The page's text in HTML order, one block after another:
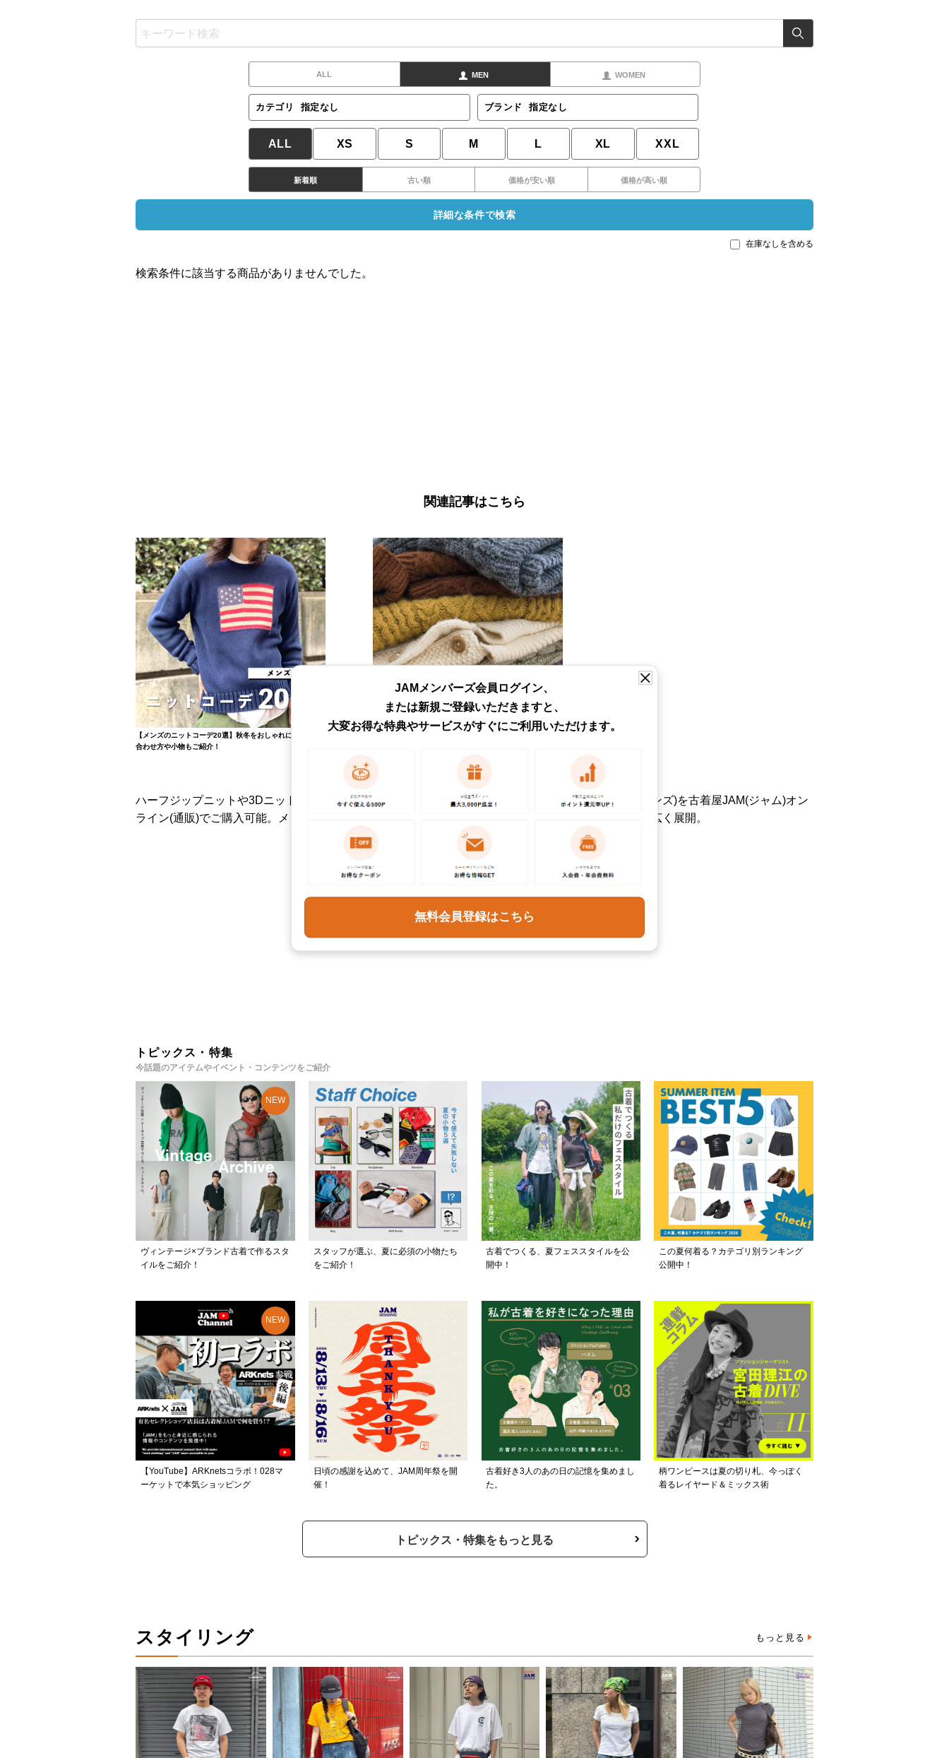
ALL MEN WOMEN
カテゴリ 指定なし ブランド 指定なし
ALL XS S M L XL XXL
新着順 古い順 価格が安い順 価格が高い順
詳細な条件で検索
在庫なしを含める
検索条件に該当する商品がありませんでした。
関連記事はこちら
【メンズのニットコーデ20選】秋冬をおしゃれに着こなす
合わせ方や小物もご紹介！
ハーフジップニットや3Dニット、ラルフローレンやクージーなど人気ブランドのニット・セーター(メンズ)を古着屋JAM(ジャム)オン
ライン(通販)でご購入可能。メンズ・レディ―ス問わず、レギュラー古着からヴィンテージ古着まで幅広く展開。
チェックしたアイテム
トピックス・特集
今話題のアイテムやイベント・コンテンツをご紹介
ヴィンテージ×ブランド古着で作るスタ
イルをご紹介！
スタッフが選ぶ、夏に必須の小物たち
をご紹介！
古着でつくる、夏フェススタイルを公
開中！
この夏何着る？カテゴリ別ランキング
公開中！
【YouTube】ARKnetsコラボ！028マ
ーケットで本気ショッピング
日頃の感謝を込めて、JAM周年祭を開
催！
古着好き3人のあの日の記憶を集めまし
た。
柄ワンピースは夏の切り札、今っぽく
着るレイヤード＆ミックス術
トピックス・特集をもっと見る
スタイリング もっと見る
JAMメンバーズ会員ログイン、
または新規ご登録いただきますと、
大変お得な特典やサービスがすぐにご利用いただけます。
無料会員登録はこちら